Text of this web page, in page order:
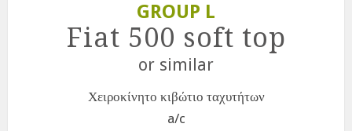
GROUP L
Fiat 500 soft top
or similar
Χειροκίνητο κιβώτιο ταχυτήτων
a/c